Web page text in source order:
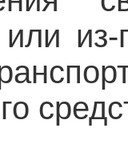
или